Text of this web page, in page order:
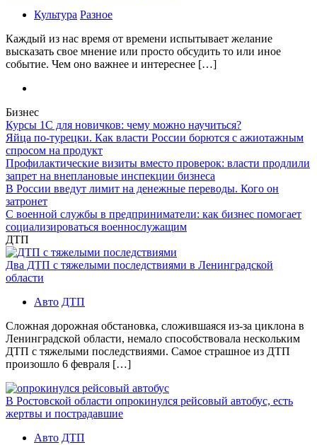
Культура Разное
Каждый из нас время от времени испытывает желание
высказать свое мнение или просто обсудить то или иное
событие. Чем оно важнее и интереснее […]
Бизнес
Курсы 1С для новичков: чему можно научиться?
Яйца по-турецки. Как власти России борются с ажиотажным
спросом на продукт
Профилактические визиты вместо проверок: власти продлили
запрет на внеплановые инспекции бизнеса
В России введут лимит на денежные переводы. Кого он
затронет
С военной службы в предприниматели: как бизнес помогает
социализироваться военнослужащим
ДТП
Два ДТП с тяжелыми последствиями в Ленинградской
области
Авто ДТП
Сложная дорожная обстановка, сложившаяся из-за циклона в
Ленинградской области, немало способствовала нескольким
ДТП с тяжелыми последствиями. Самое страшное из ДТП
произошло 6 февраля […]
В Ростовской области опрокинулся рейсовый автобус, есть
жертвы и пострадавшие
Авто ДТП